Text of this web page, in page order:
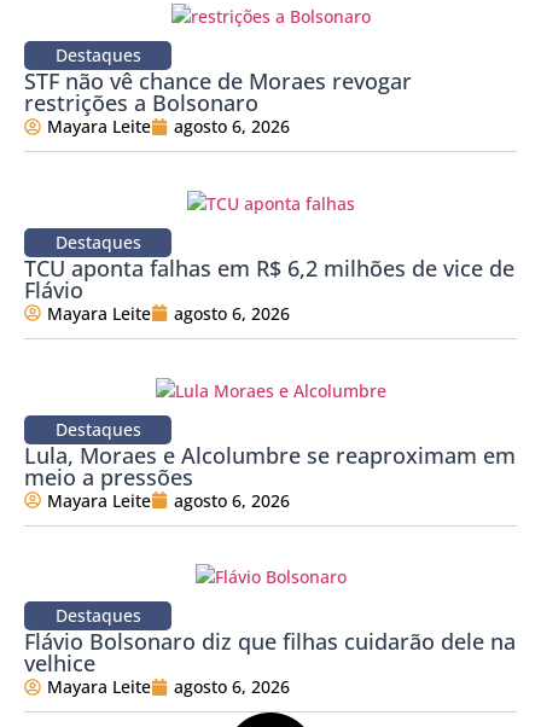
Destaques
STF não vê chance de Moraes revogar
restrições a Bolsonaro
Mayara Leite agosto 6, 2026
Destaques
TCU aponta falhas em R$ 6,2 milhões de vice de
Flávio
Mayara Leite agosto 6, 2026
Destaques
Lula, Moraes e Alcolumbre se reaproximam em
meio a pressões
Mayara Leite agosto 6, 2026
Destaques
Flávio Bolsonaro diz que filhas cuidarão dele na
velhice
Mayara Leite agosto 6, 2026